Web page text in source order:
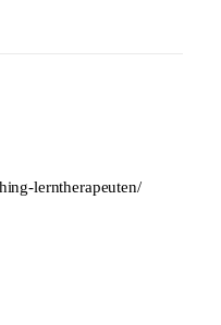
lerntherapeuten/